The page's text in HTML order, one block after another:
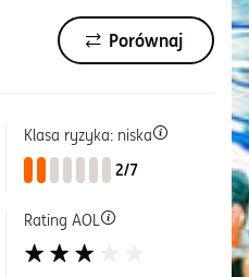
Porównaj
Klasa ryzyka: niska
2/7
Rating AOL